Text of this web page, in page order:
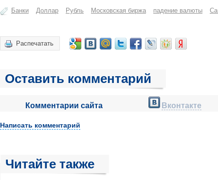
Банки Доллар Рубль Московская биржа падение валюты
Распечатать
Оставить комментарий
Комментарии сайта Вконтакте
Написать комментарий
Читайте также